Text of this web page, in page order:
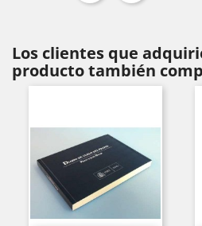
Los clientes que
producto también